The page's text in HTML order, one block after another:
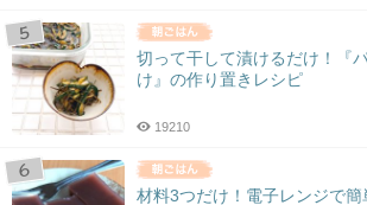
切って干して漬けるだけ！『
け』の作り置きレシピ
19210
材料3つだけ！電子レンジで